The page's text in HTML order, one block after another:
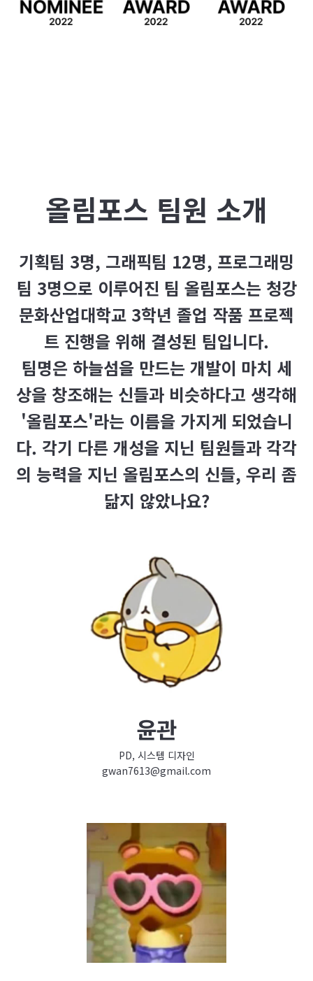
올림포스 팀원 소개
기획팀 3명, 그래픽팀 12명, 프로그래밍
팀 3명으로 이루어진 팀 올림포스는 청강
문화산업대학교 3학년 졸업 작품 프로젝
트 진행을 위해 결성된 팀입니다.
팀명은 하늘섬을 만드는 개발이 마치 세
상을 창조해는 신들과 비슷하다고 생각해
'올림포스'라는 이름을 가지게 되었습니
다. 각기 다른 개성을 지닌 팀원들과 각각
의 능력을 지닌 올림포스의 신들, 우리 좀
닮지 않았나요?
윤관
PD, 시스템 디자인
gwan7613@gmail.com